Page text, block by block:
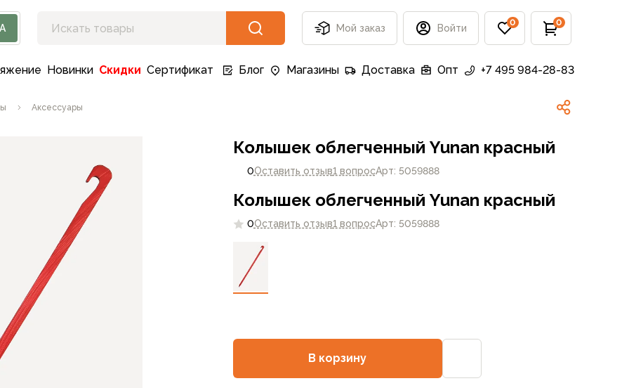
Мой заказ Войти 0 0
Новинки Скидки Сертификат Блог Магазины Доставка Опт +7 495 984-28-83
Аксессуары
Колышек облегченный Yunan красный
В корзину
0Оставить отзыв1 вопросАрт: 5059888
Колышек облегченный Yunan красный
0Оставить отзыв1 вопросАрт: 5059888